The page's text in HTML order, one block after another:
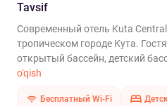
Tavsif
Современный отель Kuta
тропическом городе Кута.
открытый бассейн, детский
o'qish
Бесплатный Wi-Fi